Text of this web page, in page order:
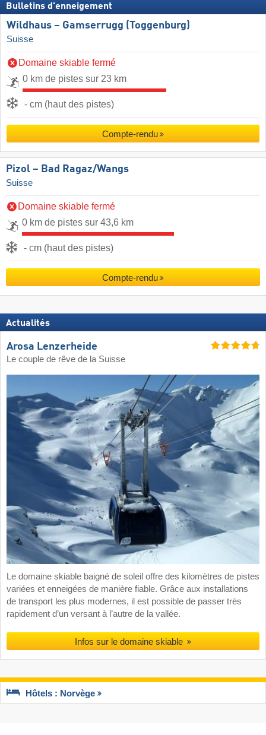
Bulletins d'enneigement
Wildhaus – Gamserrugg (Toggenburg)
Suisse
Domaine skiable fermé
0 km de pistes sur 23 km
- cm (haut des pistes)
Compte-rendu
Pizol – Bad Ragaz/​Wangs
Suisse
Domaine skiable fermé
0 km de pistes sur 43,6 km
- cm (haut des pistes)
Compte-rendu
Actualités
Arosa Lenzerheide
Le couple de rêve de la Suisse
Le domaine skiable baigné de soleil offre des kilomètres de pistes
variées et enneigées de manière fiable. Grâce aux installations
de transport les plus modernes, il est possible de passer très
rapidement d’un versant à l’autre de la vallée.
Infos sur le domaine skiable
Hôtels : Norvège